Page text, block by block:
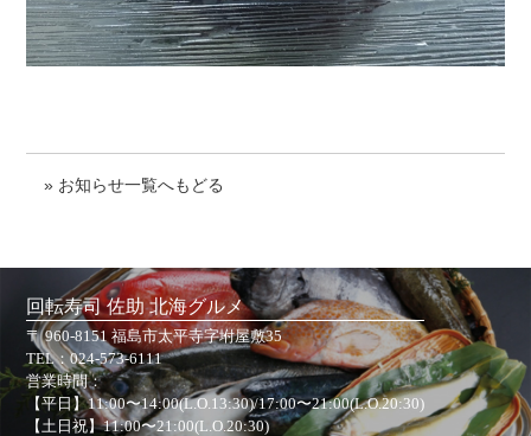
» お知らせ一覧へもどる
回転寿司 佐助 北海グルメ
〒 960-8151 福島市太平寺字坿屋敷35
TEL：024-573-6111
営業時間：
【平日】11:00〜14:00(L.O.13:30)/17:00〜21:00(L.O.20:30)
【土日祝】11:00〜21:00(L.O.20:30)